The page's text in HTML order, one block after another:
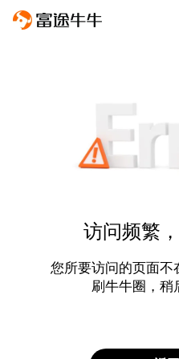
访问频繁
您所要访问的页面不
刷牛牛圈，稍